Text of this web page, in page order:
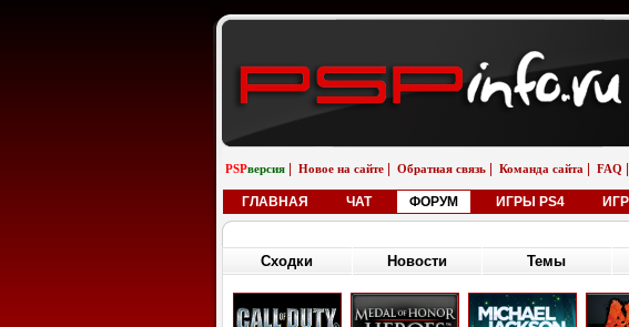
PSPверсия Новое на сайте Обратная связь Команда сайта FAQ
ГЛАВНАЯ ЧАТ ФОРУМ ИГРЫ PS4
Сходки Новости Темы